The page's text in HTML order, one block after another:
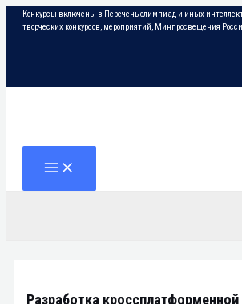
Перейти
Конкурсы включены в Перечень олимпиад и иных
творческих конкурсов, мероприятий, Минпросвещения
MAIN
MENU
Разработка